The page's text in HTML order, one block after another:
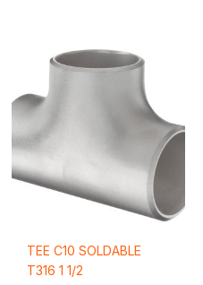
TEE C10 SOLDABLE
T316 1 1/2